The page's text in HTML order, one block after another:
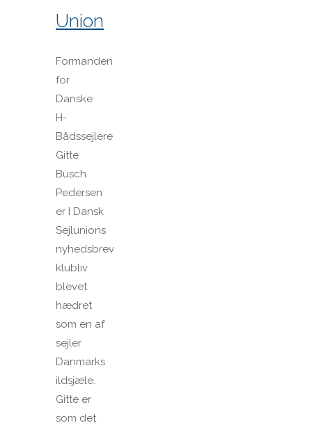
Union
Formanden
for
Danske
H-
Bådssejlere
Gitte
Busch
Pedersen
er I Dansk
Sejlunions
nyhedsbrev
klubliv
blevet
hædret
som en af
sejler
Danmarks
ildsjæle.
Gitte er
som det